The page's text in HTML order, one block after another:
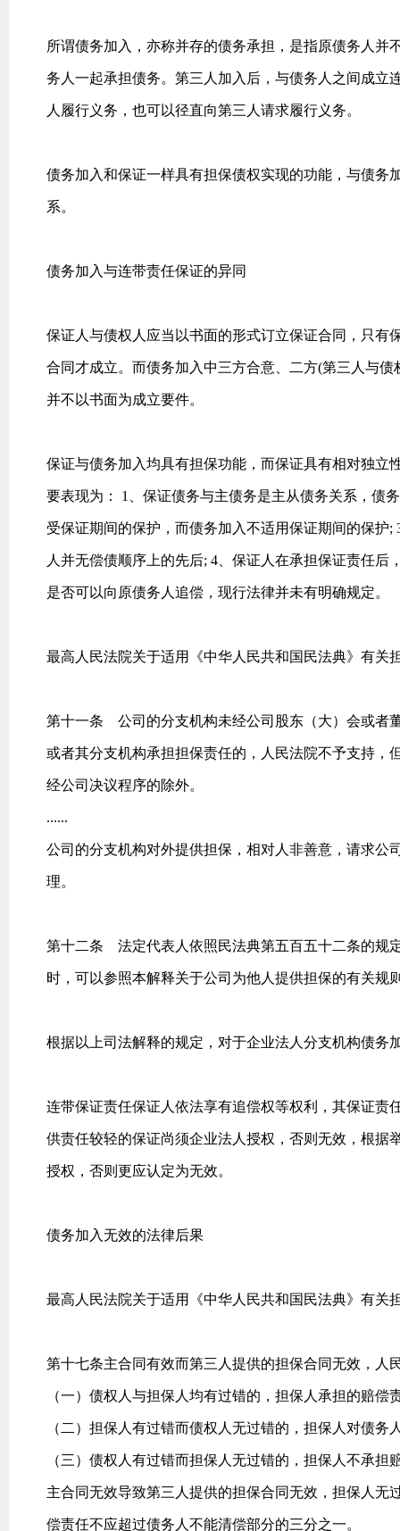
所谓债务加入，亦称并存的债务承担，是指原债务人
务人一起承担债务。第三人加入后，与债务人之间成立
人履行义务，也可以径直向第三人请求履行义务。
债务加入和保证一样具有担保债权实现的功能，与债务
系。
债务加入与连带责任保证的异同
保证人与债权人应当以书面的形式订立保证合同，只有
合同才成立。而债务加入中三方合意、二方(第三人与
并不以书面为成立要件。
保证与债务加入均具有担保功能，而保证具有相对独立
要表现为： 1、保证债务与主债务是主从债务关系，债
受保证期间的保护，而债务加入不适用保证期间的保护
人并无偿债顺序上的先后; 4、保证人在承担保证责任
是否可以向原债务人追偿，现行法律并未有明确规定。
最高人民法院关于适用《中华人民共和国民法典》有关
第十一条 公司的分支机构未经公司股东（大）会或者
或者其分支机构承担担保责任的，人民法院不予支持，
经公司决议程序的除外。
......
公司的分支机构对外提供担保，相对人非善意，请求公
理。
第十二条 法定代表人依照民法典第五百五十二条的规
时，可以参照本解释关于公司为他人提供担保的有关规
根据以上司法解释的规定，对于企业法人分支机构债务
连带保证责任保证人依法享有追偿权等权利，其保证责
供责任较轻的保证尚须企业法人授权，否则无效，根据
授权，否则更应认定为无效。
债务加入无效的法律后果
最高人民法院关于适用《中华人民共和国民法典》有关
第十七条主合同有效而第三人提供的担保合同无效，人
（一）债权人与担保人均有过错的，担保人承担的赔
（二）担保人有过错而债权人无过错的，担保人对债务
（三）债权人有过错而担保人无过错的，担保人不承担
主合同无效导致第三人提供的担保合同无效，担保人
偿责任不应超过债务人不能清偿部分的三分之一。